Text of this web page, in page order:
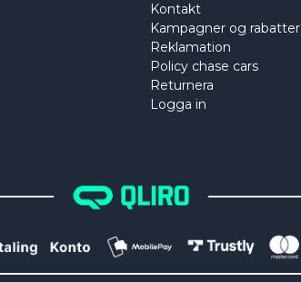
Kontakt
Kampagner og rabatter
Reklamation
Policy chase cars
Returnera
Logga in